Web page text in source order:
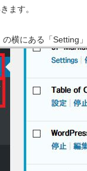
ます。
横にある「Setting」